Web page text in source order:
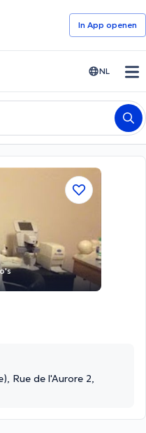
In App openen
NL
Rue de l'Aurore 2,